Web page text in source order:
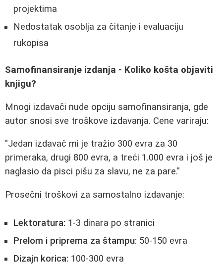
projektima
Nedostatak osoblja za čitanje i evaluaciju
rukopisa
Samofinansiranje izdanja - Koliko košta objaviti
knjigu?
Mnogi izdavači nude opciju samofinansiranja, gde
autor snosi sve troškove izdavanja. Cene variraju:
"Jedan izdavač mi je tražio 300 evra za 30
primeraka, drugi 800 evra, a treći 1.000 evra i još je
naglasio da pisci pišu za slavu, ne za pare."
Prosečni troškovi za samostalno izdavanje:
Lektoratura: 1-3 dinara po stranici
Prelom i priprema za štampu: 50-150 evra
Dizajn korica: 100-300 evra